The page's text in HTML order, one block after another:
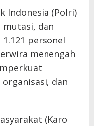
Indonesia (Polri)
mutasi, dan
personel
menengah
dan
(Karo